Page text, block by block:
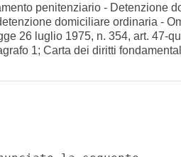
penitenziario - Detenzione
domiciliare ordinaria -
26 luglio 1975, n. 354, art. 47-
1; Carta dei diritti